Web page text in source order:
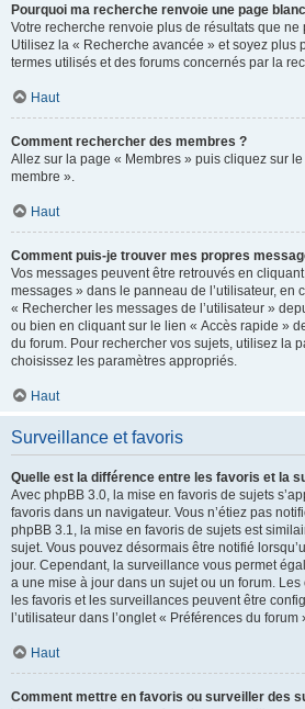
Pourquoi ma recherche renvoie une page
Votre recherche renvoie plus de résultats que
Utilisez la « Recherche avancée » et soyez plus
termes utilisés et des forums concernés par la
Haut
Comment rechercher des membres ?
Allez sur la page « Membres » puis cliquez sur
membre ».
Haut
Comment puis-je trouver mes propres
Vos messages peuvent être retrouvés en
messages » dans le panneau de l’utilisateur, en
« Rechercher les messages de l’utilisateur »
ou bien en cliquant sur le lien « Accès rapide »
du forum. Pour rechercher vos sujets, utilisez la
choisissez les paramètres appropriés.
Haut
Surveillance et favoris
Quelle est la différence entre les favoris et la
Avec phpBB 3.0, la mise en favoris de sujets
favoris dans un navigateur. Vous n’étiez pas
phpBB 3.1, la mise en favoris de sujets est
sujet. Vous pouvez désormais être notifié
jour. Cependant, la surveillance vous permet
a une mise à jour dans un sujet ou un forum.
les favoris et les surveillances peuvent être
l’utilisateur dans l’onglet « Préférences du forum
Haut
Comment mettre en favoris ou surveiller des